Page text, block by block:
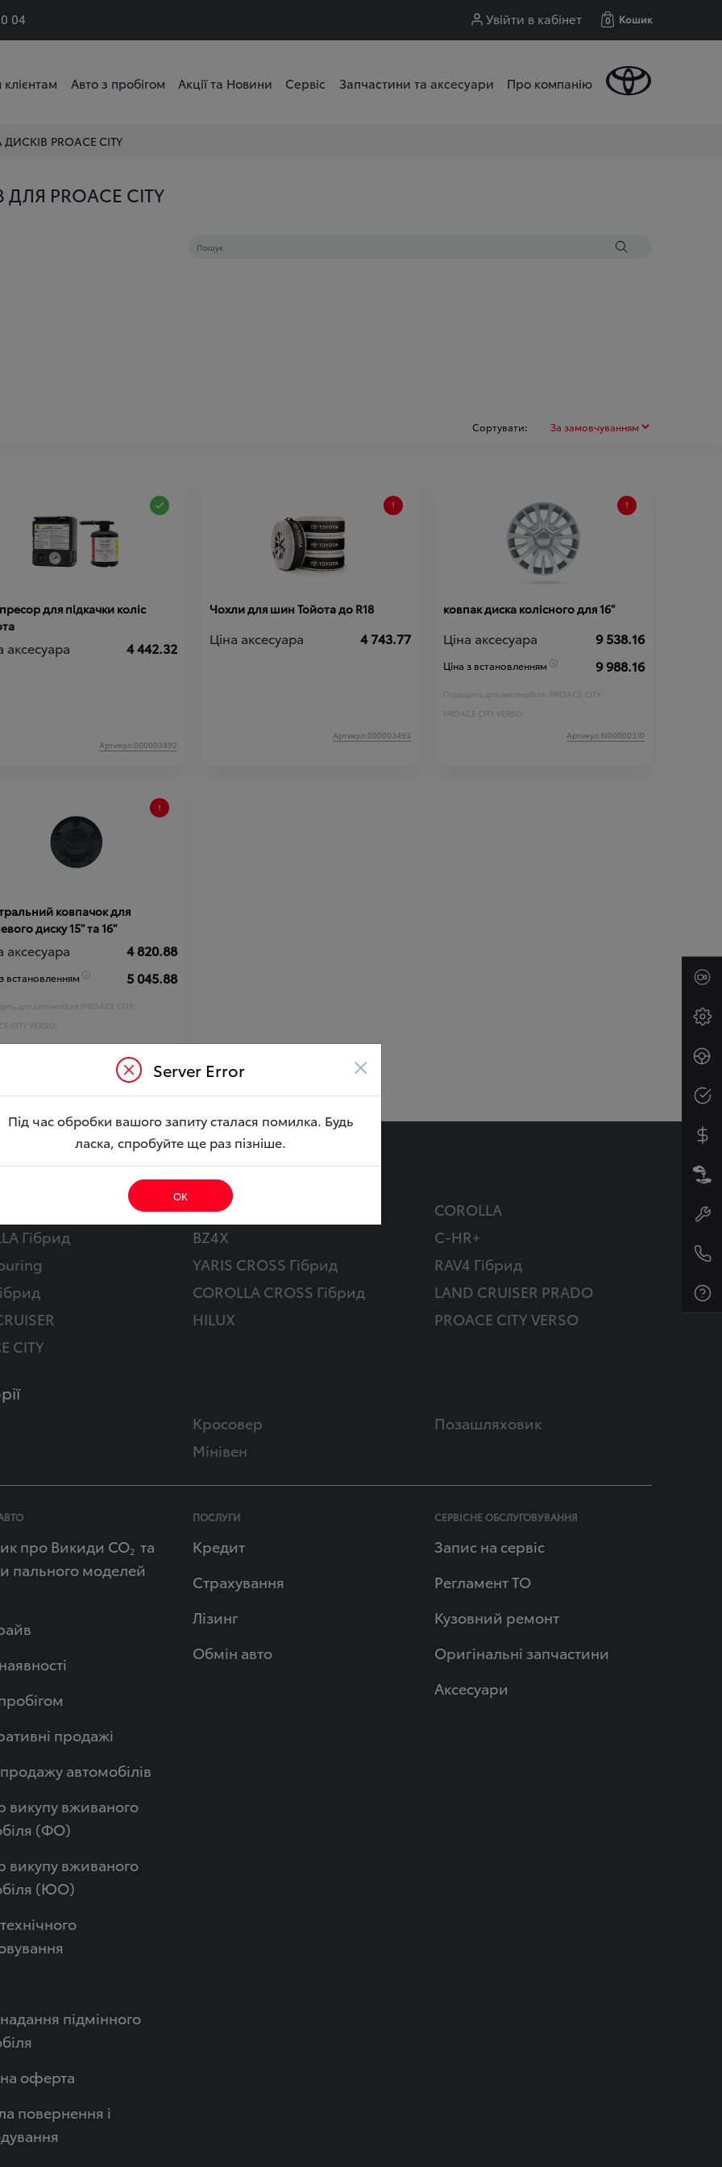
04 Увійти в кабінет 0 Кошик
Авто з пробігом Акції та Новини Сервіс Запчастини та аксесуари Про компанію
PROACE CITY
PROACE CITY
Сортувати:
для підкачки коліс
аксесуара 4 442.32
Артикул:000003492
Чохли для шин Тойота до R18
Ціна аксесуара 4 743.77
Артикул:000003493
ковпак диска колісного для 16"
Ціна аксесуара 9 538.16
Ціна з встановленням 9 988.16
Підходить для автомобіля :PROACE CITY;
PROACE CITY VERSO;
Артикул:N00000310
ковпачок для
диску 15" та 16"
аксесуара 4 820.88
встановленням 5 045.88
для автомобіля :PROACE CITY;
CITY VERSO;
Артикул:N00000311
CAMRY Гібрид
COROLLA
Гібрид
BZ4X
C-HR+
YARIS CROSS Гібрид
RAV4 Гібрид
COROLLA CROSS Гібрид
LAND CRUISER PRADO
HILUX
PROACE CITY VERSO
CITY
Кросовер
Позашляховик
Мінівен
про Викиди СО2 та
пального моделей
продажі
автомобілів
викупу вживаного
(ФО)
викупу вживаного
(ЮО)
підмінного
оферта
повернення і
ПОСЛУГИ
Кредит
Страхування
Лізинг
Обмін авто
СЕРВІСНЕ ОБСЛУГОВУВАННЯ
Запис на сервіс
Регламент ТО
Кузовний ремонт
Оригінальні запчастини
Аксесуари
Server Error ×
Під час обробки вашого запиту сталася помилка. Будь
ласка, спробуйте ще раз пізніше.
ОК